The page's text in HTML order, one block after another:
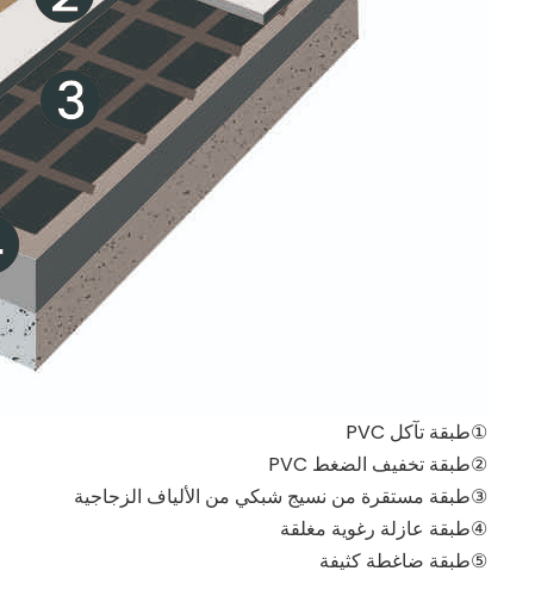
①طبقة تآكل PVC
②طبقة تخفيف الضغط PVC
③طبقة مستقرة من نسيج شبكي من الألياف الزجاجية
④طبقة عازلة رغوية مغلقة
⑤طبقة ضاغطة كثيفة